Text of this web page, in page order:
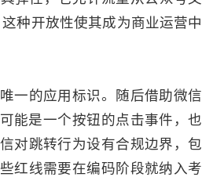
种开放性使其成为商业运营中
一的应用标识。随后借助微信
能是一个按钮的点击事件，也
对跳转行为设有合规边界，包
红线需要在编码阶段就纳入考